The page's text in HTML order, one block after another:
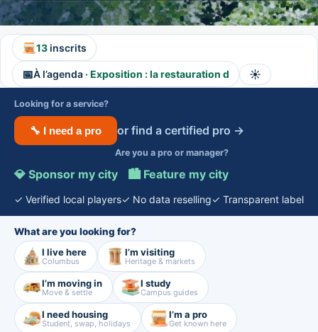
13inscrits
📅À l’agenda · Exposition : la restauration d ☀️
Looking for a service?
🔧 I need a pro or find a certified pro →
Are you a pro or manager?
💎 Sponsor my city · 🏙️ Feature my city
✓ Verified local players✓ No data reselling✓ Transparent label
What are you looking for?
I live here
Columbus
I’m visiting
Heritage & markets
I’m moving in
Move & settle
I study
Campus guides
I need housing
Student, swap, holidays
I’m a pro
Get known here